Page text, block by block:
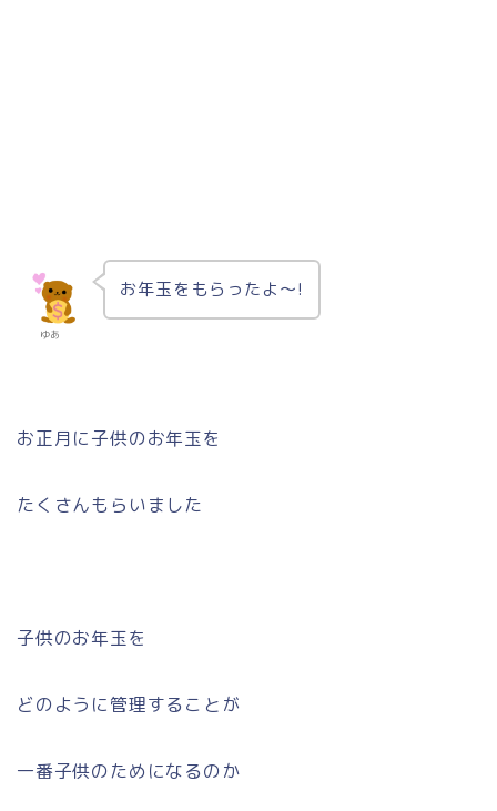
ゆあ
お年玉をもらったよ〜!
お正月に子供のお年玉を
たくさんもらいました
子供のお年玉を
どのように管理することが
一番子供のためになるのか